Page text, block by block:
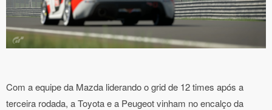
Com a equipe da Mazda liderando o grid de 12 times após a
terceira rodada, a Toyota e a Peugeot vinham no encalço da